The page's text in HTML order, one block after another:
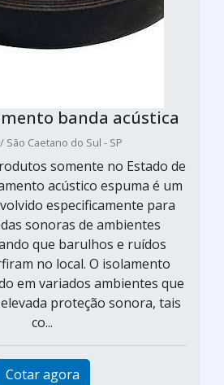
banda acústica
São Caetano do Sul - SP
somente no Estado de
acústico espuma é um
especificamente para
sonoras de ambientes
que barulhos e ruídos
no local. O isolamento
em variados ambientes que
proteção sonora, tais
co...
Cotar agora